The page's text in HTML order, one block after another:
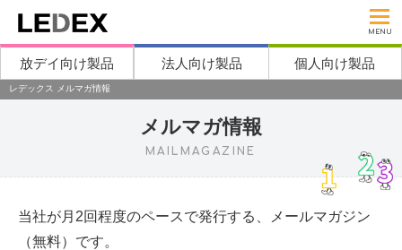
MENU
放デイ向け製品 法人向け製品 個人向け製品
レデックス メルマガ情報
メルマガ情報
MAILMAGAZINE
当社が月2回程度のペースで発行する、メールマガジン
（無料）です。